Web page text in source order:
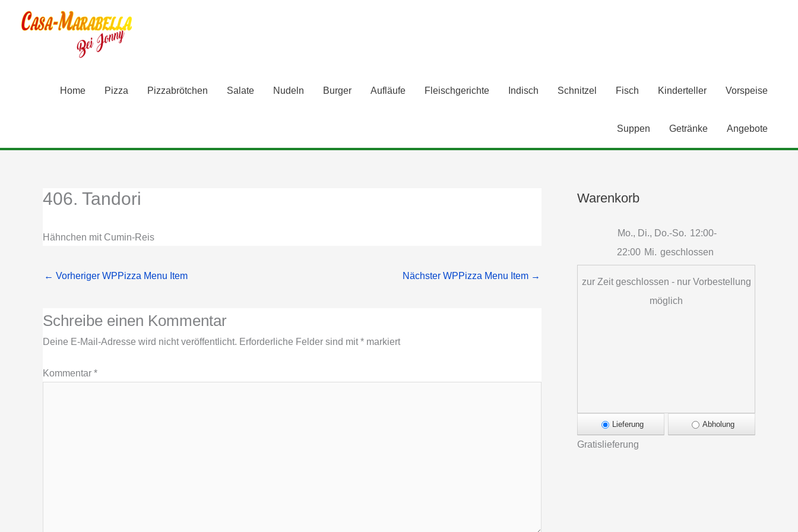
Inhalt
Home Pizza Pizzabrötchen Salate Nudeln Burger Aufläufe Fleischgerichte Indisch Schnitzel Fisch Kinderteller Vorspeise
Suppen Getränke Angebote
406. Tandori
Hähnchen mit Cumin-Reis
← Vorheriger WPPizza Menu Item Nächster WPPizza Menu Item →
Schreibe einen Kommentar
Deine E-Mail-Adresse wird nicht veröffentlicht. Erforderliche Felder sind mit* markiert
Kommentar *
Warenkorb
Mo., Di., Do.-So. 12:00-
22:00 Mi. geschlossen
zur Zeit geschlossen - nur Vorbestellung
möglich
Lieferung Abholung
Gratislieferung